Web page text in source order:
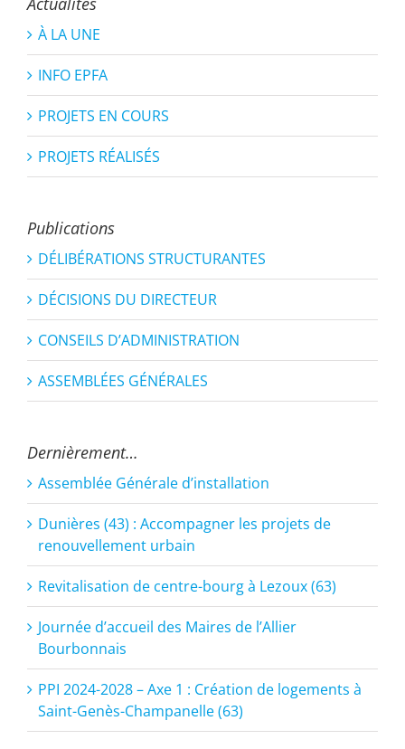
À LA UNE
INFO EPFA
PROJETS EN COURS
PROJETS RÉALISÉS
Publications
DÉLIBÉRATIONS STRUCTURANTES
DÉCISIONS DU DIRECTEUR
CONSEILS D’ADMINISTRATION
ASSEMBLÉES GÉNÉRALES
Dernièrement…
Assemblée Générale d’installation
Dunières (43) : Accompagner les projets de
renouvellement urbain
Revitalisation de centre-bourg à Lezoux (63)
Journée d’accueil des Maires de l’Allier
Bourbonnais
PPI 2024-2028 – Axe 1 : Création de logements à
Saint-Genès-Champanelle (63)